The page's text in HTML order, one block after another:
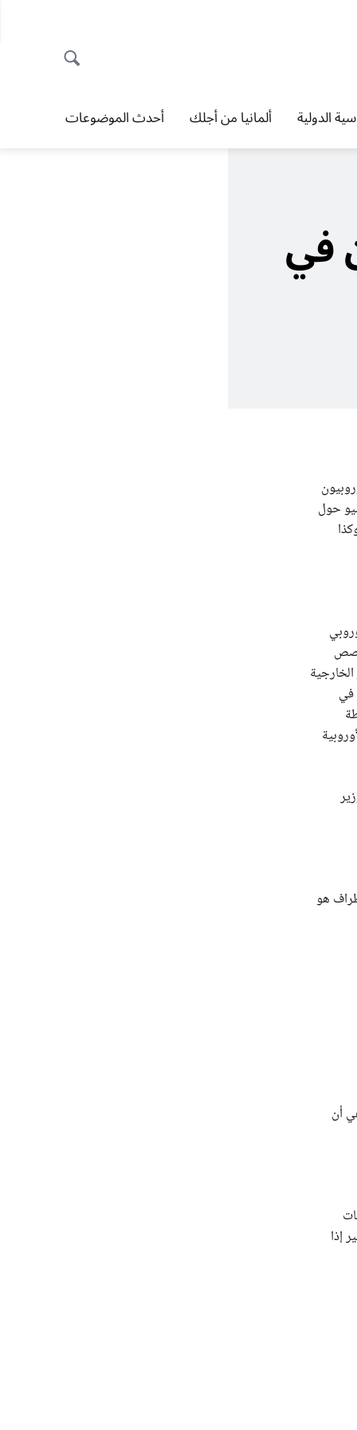
الدولية ألمانيا من أجلك أحدث الموضوعات
في
حول
خصص
في
هو
أن
بكثير إذا